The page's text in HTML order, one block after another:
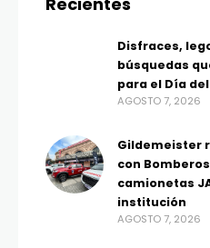
Disfraces,
búsquedas
para el Día
AGOSTO 7, 2026
Gildemeister
con
camionetas
institución
AGOSTO 7, 2026